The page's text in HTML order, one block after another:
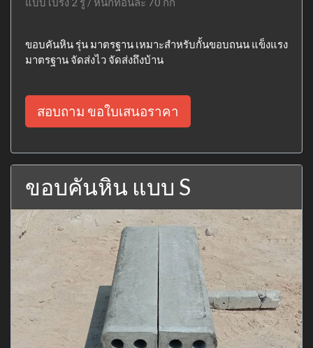
ขอบคันหิน รุ่น มาตรฐาน เหมาะสำหรับกั้นขอบถนน แข็งแรง
มาตรฐาน จัดส่งไว จัดส่งถึงบ้าน
สอบถาม ขอใบเสนอราคา
ขอบคันหิน แบบ S